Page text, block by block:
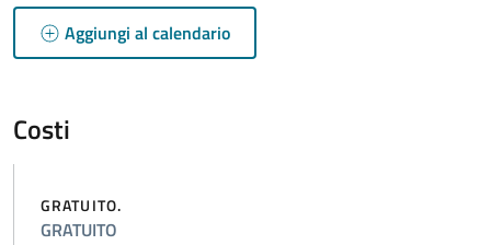
Aggiungi al calendario
Costi
GRATUITO.
GRATUITO